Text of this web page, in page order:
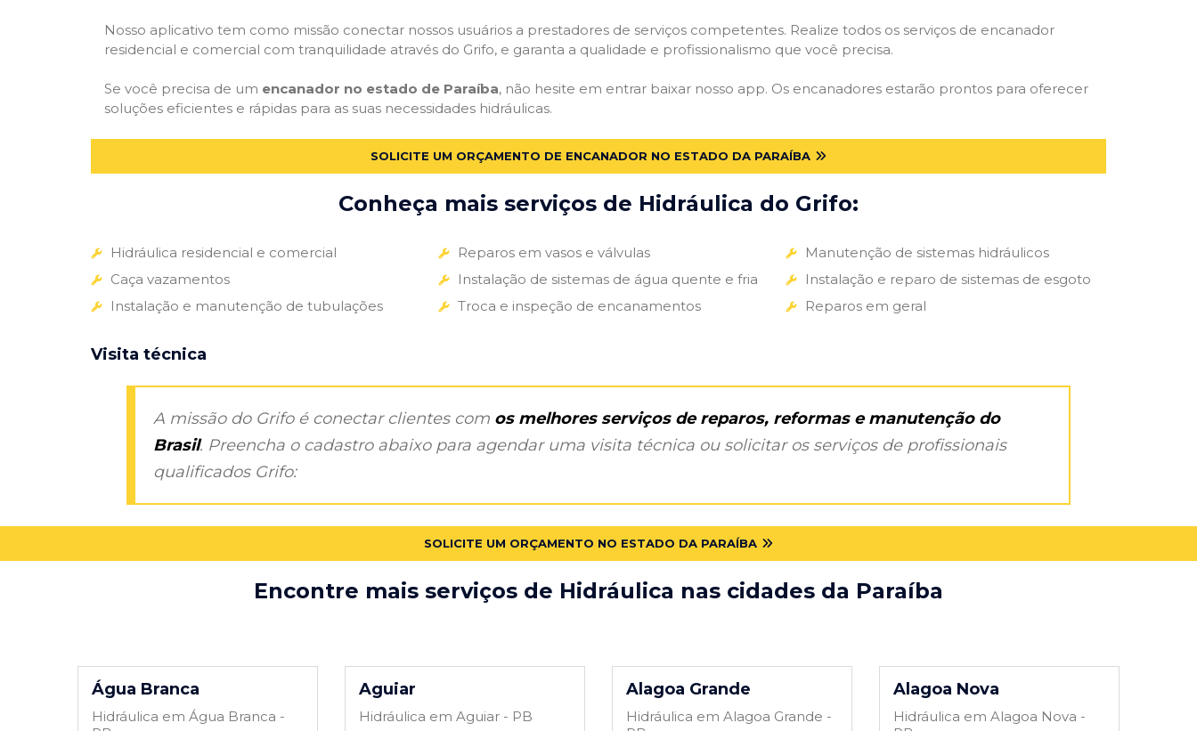
Nosso aplicativo tem como missão conectar nossos usuários a prestadores de serviços competentes. Realize todos os serviços de encanador
residencial e comercial com tranquilidade através do Grifo, e garanta a qualidade e profissionalismo que você precisa.
Se você precisa de um encanador no estado de Paraíba, não hesite em entrar baixar nosso app. Os encanadores estarão prontos para oferecer
soluções eficientes e rápidas para as suas necessidades hidráulicas.
SOLICITE UM ORÇAMENTO DE ENCANADOR NO ESTADO DA PARAÍBA
Conheça mais serviços de Hidráulica do Grifo:
Hidráulica residencial e comercial
Caça vazamentos
Instalação e manutenção de tubulações
Reparos em vasos e válvulas
Instalação de sistemas de água quente e fria
Troca e inspeção de encanamentos
Manutenção de sistemas hidráulicos
Instalação e reparo de sistemas de esgoto
Reparos em geral
Visita técnica
A missão do Grifo é conectar clientes com os melhores serviços de reparos, reformas e manutenção do
Brasil. Preencha o cadastro abaixo para agendar uma visita técnica ou solicitar os serviços de profissionais
qualificados Grifo:
SOLICITE UM ORÇAMENTO NO ESTADO DA PARAÍBA
Encontre mais serviços de Hidráulica nas cidades da Paraíba
Água Branca
Hidráulica em Água Branca -
Aguiar
Hidráulica em Aguiar - PB
Alagoa Grande
Hidráulica em Alagoa Grande -
Alagoa Nova
Hidráulica em Alagoa Nova -